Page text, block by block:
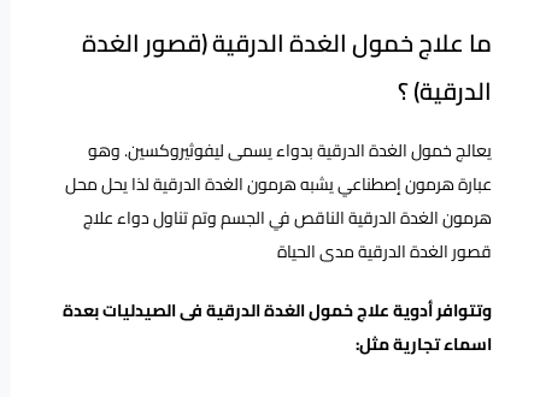
ما علاج خمول الغدة الدرقية (قصور الغدة
الدرقية) ؟
يعالج خمول الغدة الدرقية بدواء يسمى ليفوثيروكسين. وهو
عبارة هرمون إصطناعي يشبه هرمون الغدة الدرقية لذا يحل محل
هرمون الغدة الدرقية الناقص في الجسم وتم تناول دواء علاج
قصور الغدة الدرقية مدى الحياة
وتتوافر أدوية علاج خمول الغدة الدرقية فى الصيدليات بعدة
اسماء تجارية مثل: